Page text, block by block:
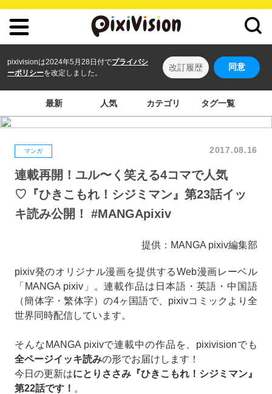
pixivisionは2024年5月28日付でプライバシ
ーポリシーを改定しました。
改訂履歴 同意
最新 人気 カテゴリ タグ一覧
マンガ 2017.08.16
連載再開！ユル〜く笑える4コマで人気
♡『ひきこもれ！シジミマン』第23話イッ
キ読み公開！ #MANGApixiv
提供：MANGA pixiv編集部
pixiv発のオリジナル漫画を提供するWeb漫画レーベル
「MANGA pixiv」。連載作品は日本語・英語・中国語
（簡体字・繁体字）の4ヶ国語で、pixivコミックより全
世界同時配信しています。
そんなMANGA pixivで連載中の作品を、pixivisionでも
全ページイッキ読みの形でお届けします！
今日の更新はにとりささみ『ひきこもれ！シジミマン』
第22話です！ 。